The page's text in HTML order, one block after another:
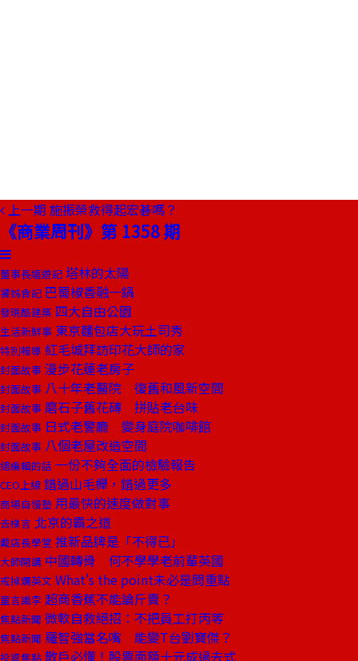
上一期 施振榮救得起宏碁嗎？
《商業周刊》第 1358 期
董事長嬉遊記 塔林的太陽
饕姊食記 巴蜀椒香融一鍋
發現酷建築 四大自由公園
生活新鮮事 東京麵包店大玩土司秀
特別報導 紅毛城拜訪印花大師的家
封面故事 漫步花蓮老房子
封面故事 八十年老醫院 復舊和風新空間
封面故事 磨石子舊花磚 拼貼老台味
封面故事 日式老警廳 變身庭院咖啡館
封面故事 八個老屋改造空間
總編輯的話 一份不夠全面的檢驗報告
CEO上線 錯過山毛櫸，錯過更多
商場自慢塾 用最快的速度做對事
去梯言 北京的霸之道
戴店長學堂 推新品牌是「不得已」
大師開講 中國轉骨 何不學學老前輩英國
戒掉爛英文 What's the point未必是問重點
童言識李 超商香蕉不能論斤賣？
焦點新聞 微軟自救絕招：不把員工打丙等
焦點新聞 羅智強當名嘴 能變T台劉寶傑？
投資焦點 散戶必懂！股票面額十元成過去式